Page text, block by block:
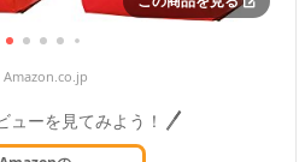
Amazon.co.jp
ューを見てみよう！